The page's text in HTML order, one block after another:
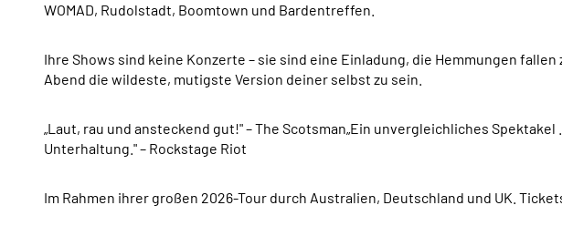
WOMAD, Rudolstadt, Boomtown und Bardentreffen.
Ihre Shows sind keine Konzerte – sie sind eine Einladung, die Hemmungen
Abend die wildeste, mutigste Version deiner selbst zu sein.
„Laut, rau und ansteckend gut!" – The Scotsman„Ein unvergleichliches
Unterhaltung." – Rockstage Riot
Im Rahmen ihrer großen 2026-Tour durch Australien, Deutschland und UK.